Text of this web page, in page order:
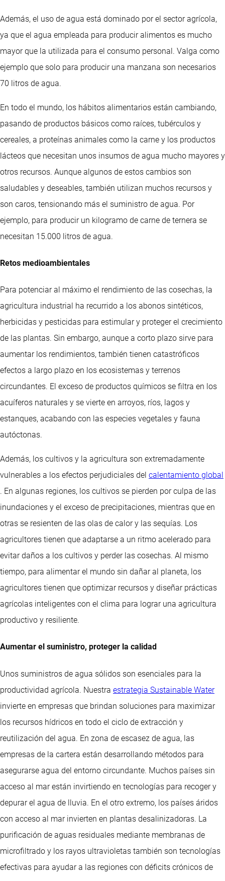
Además, el uso de agua está dominado por el sector agrícola,
ya que el agua empleada para producir alimentos es mucho
mayor que la utilizada para el consumo personal. Valga como
ejemplo que solo para producir una manzana son necesarios
70 litros de agua.
En todo el mundo, los hábitos alimentarios están cambiando,
pasando de productos básicos como raíces, tubérculos y
cereales, a proteínas animales como la carne y los productos
lácteos que necesitan unos insumos de agua mucho mayores y
otros recursos. Aunque algunos de estos cambios son
saludables y deseables, también utilizan muchos recursos y
son caros, tensionando más el suministro de agua. Por
ejemplo, para producir un kilogramo de carne de ternera se
necesitan 15.000 litros de agua.
Retos medioambientales
Para potenciar al máximo el rendimiento de las cosechas, la
agricultura industrial ha recurrido a los abonos sintéticos,
herbicidas y pesticidas para estimular y proteger el crecimiento
de las plantas. Sin embargo, aunque a corto plazo sirve para
aumentar los rendimientos, también tienen catastróficos
efectos a largo plazo en los ecosistemas y terrenos
circundantes. El exceso de productos químicos se filtra en los
acuíferos naturales y se vierte en arroyos, ríos, lagos y
estanques, acabando con las especies vegetales y fauna
autóctonas.
Además, los cultivos y la agricultura son extremadamente
vulnerables a los efectos perjudiciales del calentamiento global
. En algunas regiones, los cultivos se pierden por culpa de las
inundaciones y el exceso de precipitaciones, mientras que en
otras se resienten de las olas de calor y las sequías. Los
agricultores tienen que adaptarse a un ritmo acelerado para
evitar daños a los cultivos y perder las cosechas. Al mismo
tiempo, para alimentar el mundo sin dañar al planeta, los
agricultores tienen que optimizar recursos y diseñar prácticas
agrícolas inteligentes con el clima para lograr una agricultura
productivo y resiliente.
Aumentar el suministro, proteger la calidad
Unos suministros de agua sólidos son esenciales para la
productividad agrícola. Nuestra estrategia Sustainable Water
invierte en empresas que brindan soluciones para maximizar
los recursos hídricos en todo el ciclo de extracción y
reutilización del agua. En zona de escasez de agua, las
empresas de la cartera están desarrollando métodos para
asegurarse agua del entorno circundante. Muchos países sin
acceso al mar están invirtiendo en tecnologías para recoger y
depurar el agua de lluvia. En el otro extremo, los países áridos
con acceso al mar invierten en plantas desalinizadoras. La
purificación de aguas residuales mediante membranas de
microfiltrado y los rayos ultravioletas también son tecnologías
efectivas para ayudar a las regiones con déficits crónicos de